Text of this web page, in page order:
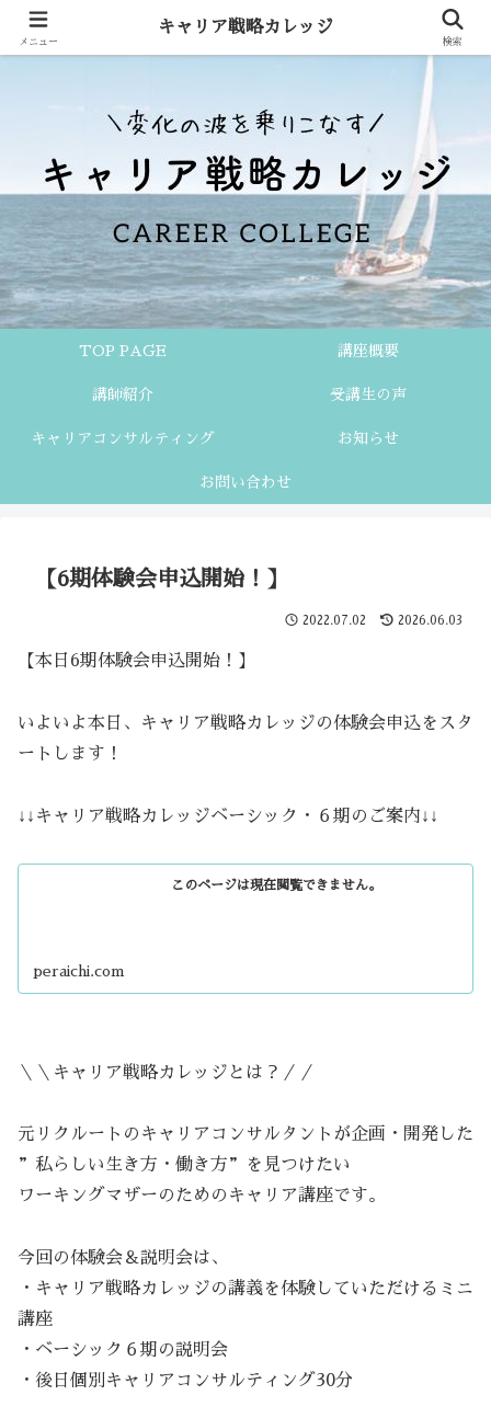
TOP PAGE 講座概要
講師紹介 受講生の声
キャリアコンサルティング お知らせ
お問い合わせ
【6期体験会申込開始！】
2022.07.02 2026.06.03
【本日6期体験会申込開始！】
いよいよ本日、キャリア戦略カレッジの体験会申込をスタ
ートします！
↓↓キャリア戦略カレッジベーシック・６期のご案内↓↓
このページは現在閲覧できません。
peraichi.com
＼＼キャリア戦略カレッジとは？／／
元リクルートのキャリアコンサルタントが企画・開発した
”私らしい生き方・働き方”を見つけたい
ワーキングマザーのためのキャリア講座です。
今回の体験会＆説明会は、
・キャリア戦略カレッジの講義を体験していただけるミニ
講座
・ベーシック６期の説明会
・後日個別キャリアコンサルティング30分
メニュー
キャリア戦略カレッジ
検索